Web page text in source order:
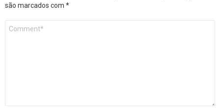
são marcados com *
Comentário